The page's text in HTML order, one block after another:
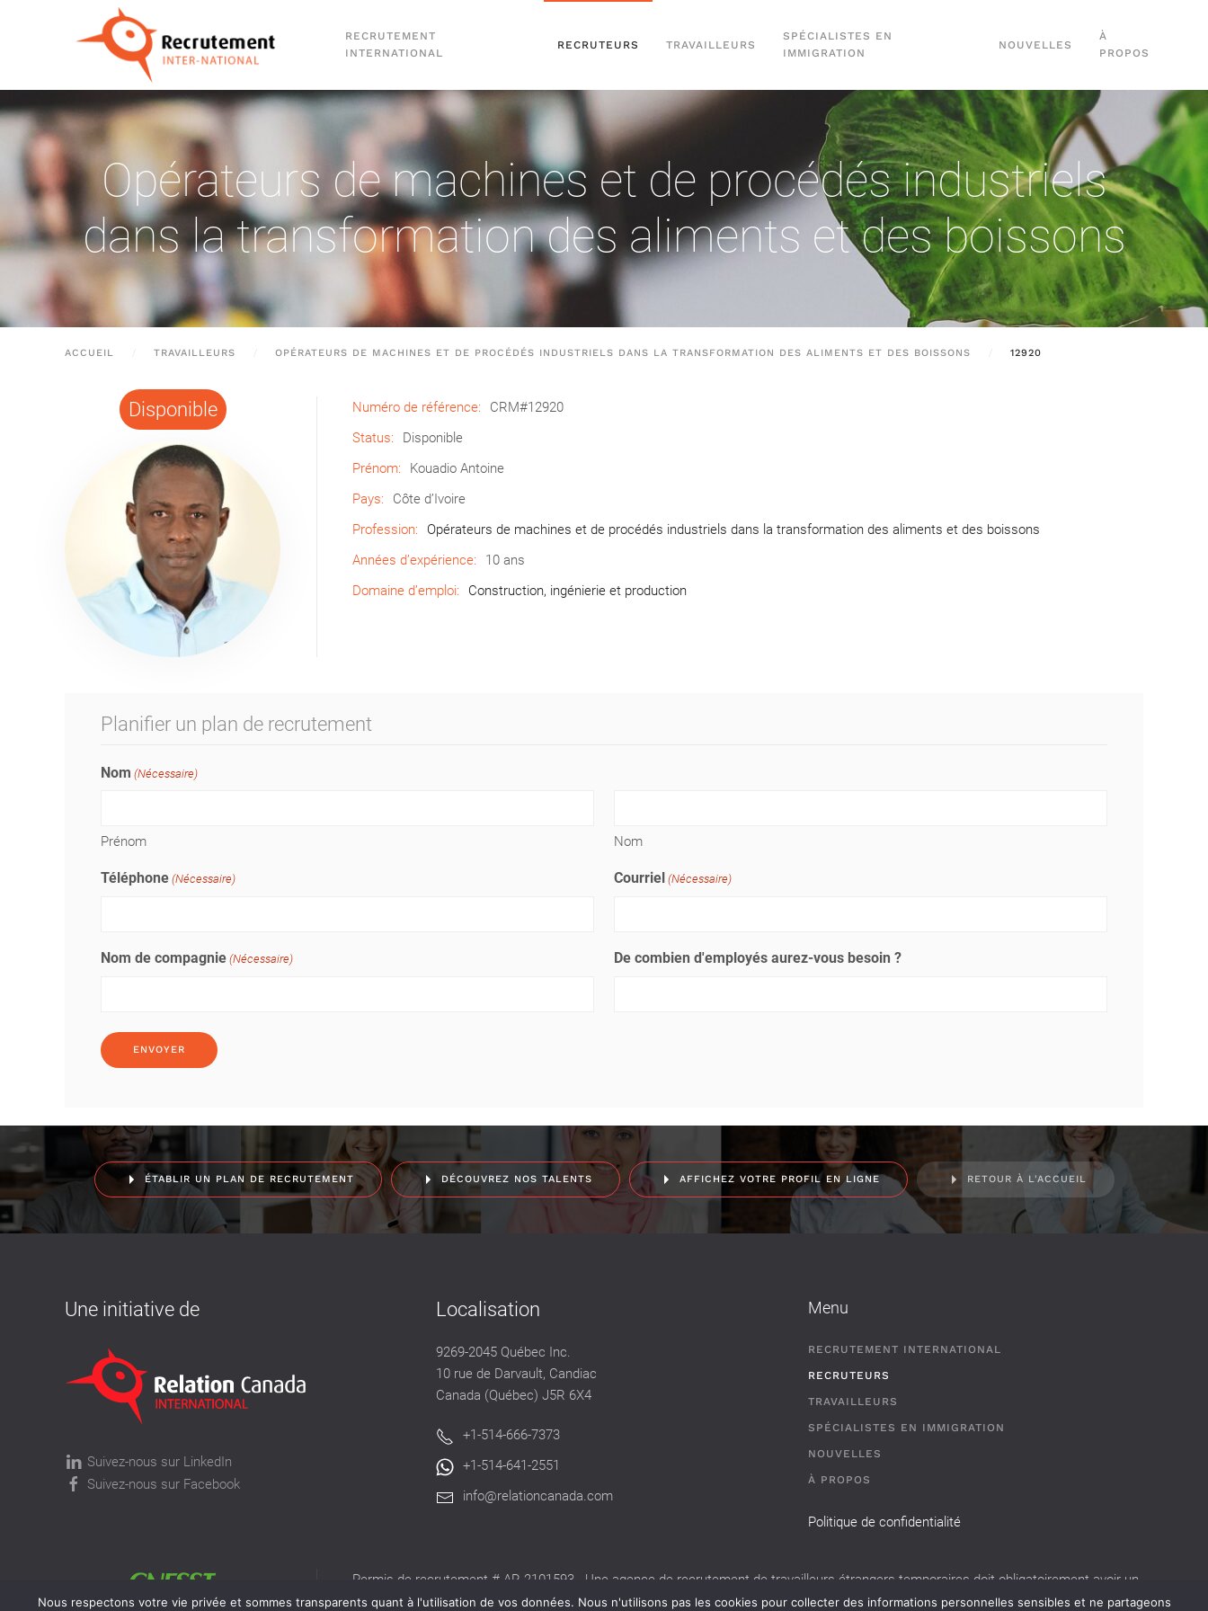
Passer au contenu principal
RECRUTEMENT
INTERNATIONAL
RECRUTEURS TRAVAILLEURS
SPÉCIALISTES EN
IMMIGRATION
NOUVELLES
À
PROPOS
Opérateurs de machines et de procédés industriels
dans la transformation des aliments et des boissons
ACCUEIL TRAVAILLEURS OPÉRATEURS DE MACHINES ET DE PROCÉDÉS INDUSTRIELS DANS LA TRANSFORMATION DES ALIMENTS ET DES BOISSONS 12920
Disponible Numéro de référence:
CRM#12920
Status:
Disponible
Prénom:
Kouadio Antoine
Pays:
Côte d’Ivoire
Profession:
Opérateurs de machines et de procédés industriels dans la transformation des aliments et des boissons
Années d’expérience:
10 ans
Domaine d’emploi:
Construction, ingénierie et production
Planifier un plan de recrutement
Nom (Nécessaire)
Prénom Nom
Téléphone (Nécessaire) Courriel (Nécessaire)
Nom de compagnie (Nécessaire) De combien d'employés aurez-vous besoin ?
ÉTABLIR UN PLAN DE RECRUTEMENT DÉCOUVREZ NOS TALENTS AFFICHEZ VOTRE PROFIL EN LIGNE RETOUR À L'ACCUEIL
Une initiative de
Suivez-nous sur LinkedIn
Suivez-nous sur Facebook
Localisation
9269-2045 Québec Inc.
10 rue de Darvault, Candiac
Canada (Québec) J5R 6X4
+1-514-666-7373
+1-514-641-2551
info@relationcanada.com
Menu
RECRUTEMENT INTERNATIONAL
RECRUTEURS
TRAVAILLEURS
SPÉCIALISTES EN IMMIGRATION
NOUVELLES
À PROPOS
Politique de confidentialité
Permis de recrutement # AR-2101593 - Une agence de recrutement de travailleurs étrangers temporaires doit obligatoirement avoir un
permis valide délivré par la CNESST pour exercer ses activités au Québec.
Nous respectons votre vie privée et sommes transparents quant à l'utilisation de vos données. Nous n'utilisons pas les cookies pour collecter des informations personnelles sensibles et ne partageons